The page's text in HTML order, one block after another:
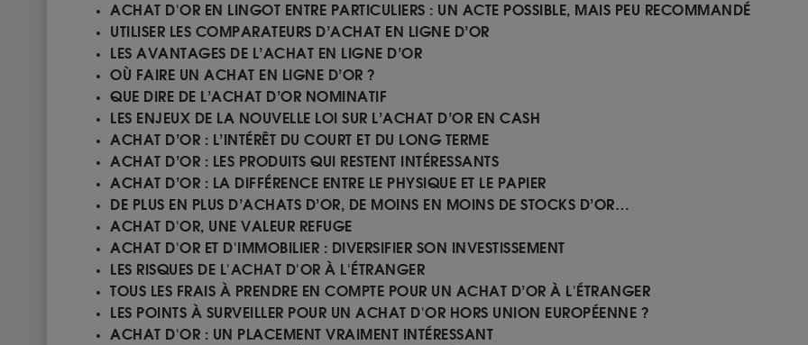
ACHAT D'OR EN LINGOT ENTRE PARTICULIERS : UN ACTE POSSIBLE, MAIS PEU RECOMMANDÉ
UTILISER LES COMPARATEURS D’ACHAT EN LIGNE D’OR
LES AVANTAGES DE L’ACHAT EN LIGNE D’OR
OÙ FAIRE UN ACHAT EN LIGNE D’OR ?
QUE DIRE DE L’ACHAT D’OR NOMINATIF
LES ENJEUX DE LA NOUVELLE LOI SUR L’ACHAT D’OR EN CASH
ACHAT D’OR : L’INTÉRÊT DU COURT ET DU LONG TERME
ACHAT D’OR : LES PRODUITS QUI RESTENT INTÉRESSANTS
ACHAT D’OR : LA DIFFÉRENCE ENTRE LE PHYSIQUE ET LE PAPIER
DE PLUS EN PLUS D’ACHATS D’OR, DE MOINS EN MOINS DE STOCKS D’OR…
ACHAT D'OR, UNE VALEUR REFUGE
ACHAT D'OR ET D'IMMOBILIER : DIVERSIFIER SON INVESTISSEMENT
LES RISQUES DE L'ACHAT D'OR À L'ÉTRANGER
TOUS LES FRAIS À PRENDRE EN COMPTE POUR UN ACHAT D’OR À L'ÉTRANGER
LES POINTS À SURVEILLER POUR UN ACHAT D'OR HORS UNION EUROPÉENNE ?
ACHAT D'OR : UN PLACEMENT VRAIMENT INTÉRESSANT